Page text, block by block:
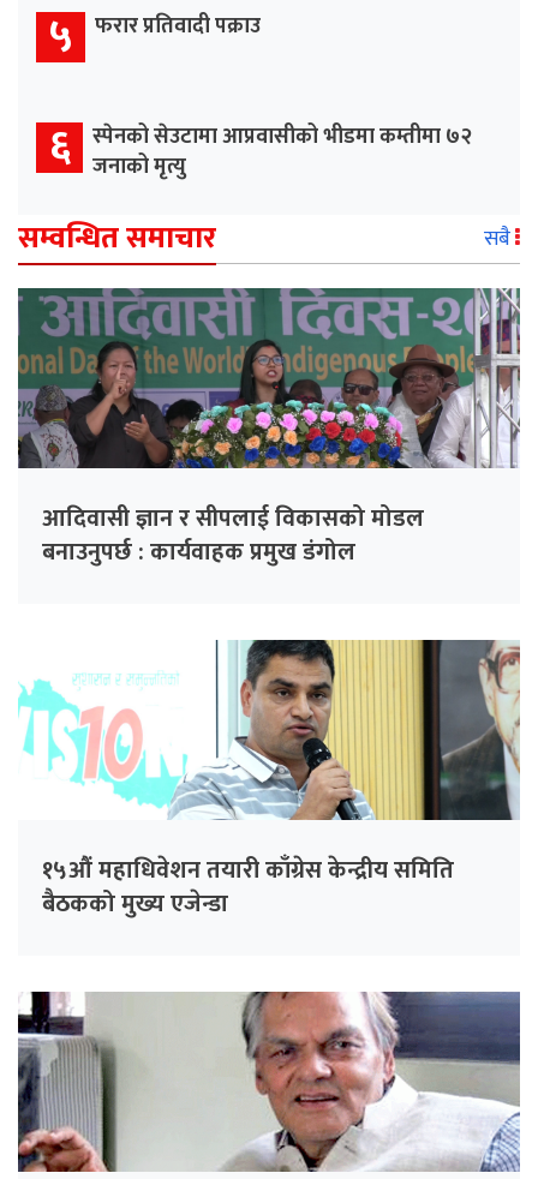
५ फरार प्रतिवादी पक्राउ
६ स्पेनको सेउटामा आप्रवासीको भीडमा कम्तीमा ७२
जनाको मृत्यु
सम्वन्धित समाचार सबै
आदिवासी ज्ञान र सीपलाई विकासको मोडल
बनाउनुपर्छ : कार्यवाहक प्रमुख डंगोल
१५औं महाधिवेशन तयारी काँग्रेस केन्द्रीय समिति
बैठकको मुख्य एजेन्डा